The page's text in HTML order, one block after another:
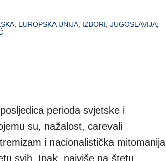
EUROPSKA UNIJA IZBORI JUGOSLAVIJA
perioda svjetske i
su, nažalost, carevali
i nacionalistička mitomanija
svih. Ipak, najviše na štetu